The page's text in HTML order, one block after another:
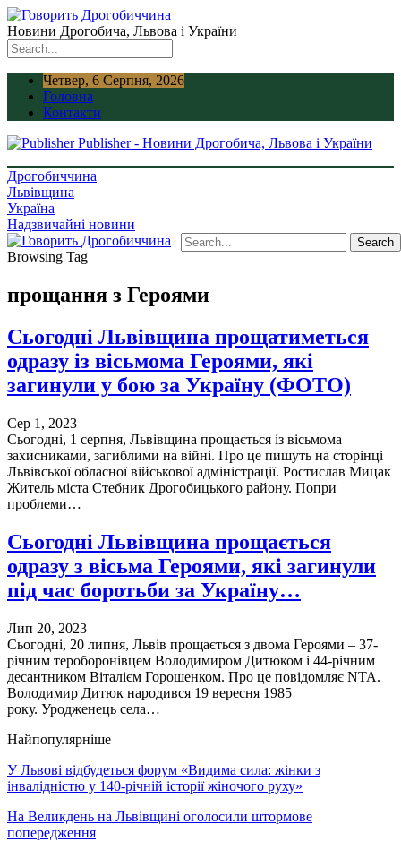
Новини Дрогобича, Львова і України
Четвер, 6 Серпня, 2026
Головна
Контакти
Publisher - Новини Дрогобича, Львова і України
Дрогобиччина
Львівщина
Україна
Надзвичайні новини
Browsing Tag
прощання з Героями
Сьогодні Львівщина прощатиметься
одразу із вісьмома Героями, які
загинули у бою за Україну (ФОТО)
Сер 1, 2023
Сьогодні, 1 серпня, Львівщина прощається із вісьмома
захисниками, загиблими на війні. Про це пишуть на сторінці
Львівської обласної військової адміністрації. Ростислав Мицак
Житель міста Стебник Дрогобицького району. Попри
проблеми…
Сьогодні Львівщина прощається
одразу з вісьма Героями, які загинули
під час боротьби за Україну…
Лип 20, 2023
Сьогодні, 20 липня, Львів прощається з двома Героями – 37-
річним тероборонівцем Володимиром Дитюком і 44-річним
десантником Віталієм Горошенком. Про це повідомляє NTA.
Володимир Дитюк народився 19 вересня 1985
року. Уродженець села…
Найпопулярніше
У Львові відбудеться форум «Видима сила: жінки з
інвалідністю у 140-річній історії жіночого руху»
На Великдень на Львівщині оголосили штормове
попередження